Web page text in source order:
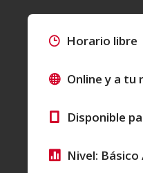
Horario libre
Online y a tu
Disponible
Nivel: